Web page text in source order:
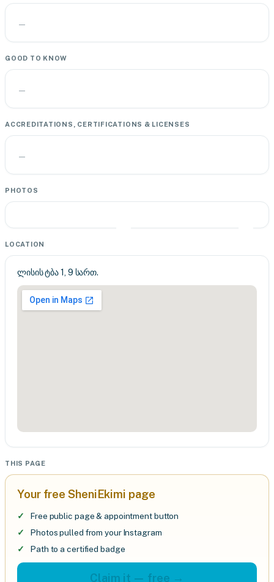
—
GOOD TO KNOW
—
ACCREDITATIONS, CERTIFICATIONS & LICENSES
—
PHOTOS
LOCATION
ლისის ტბა 1, 9 სართ.
THIS PAGE
Your free SheniEkimi page
Free public page & appointment button
Photos pulled from your Instagram
Path to a certified badge
Claim it — free →